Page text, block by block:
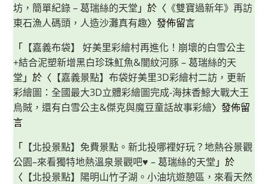
坊，簡單紀錄 – 葛瑞絲的天堂 」於〈 《雙寶過新年》再訪
東石漁人碼頭，人造沙灘真有趣〉發佈留言
「 【嘉義布袋】 好美里彩繪村再進化！崩壞的白雪公主
+結合泥塑新增黑白珍珠魟魚&闇紋河豚 – 葛瑞絲的天
堂 」於〈 【嘉義景點】布袋好美里3D彩繪村二訪，更新
彩繪圖：全國最大3D立體彩繪圖完成-海抹香鯨大戰大王
烏賊，還有白雪公主&傑克與魔豆童話故事彩繪〉發佈留
言
「 【北投景點】免費景點。新北投哪裡好玩？地熱谷景觀
公園–來看獨特地熱溫泉景觀吧♥ – 葛瑞絲的天堂 」於
〈 【北投景點】陽明山竹子湖。小油坑遊憩區，來看天然